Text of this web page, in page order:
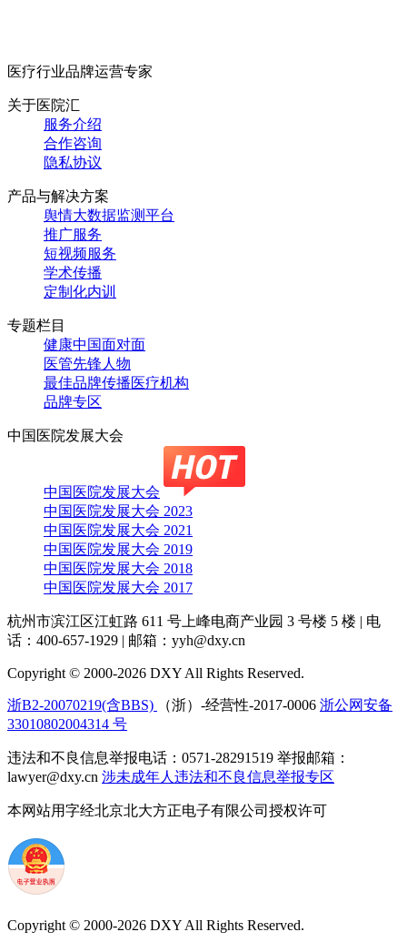
医疗行业品牌运营专家
关于医院汇
服务介绍
合作咨询
隐私协议
产品与解决方案
舆情大数据监测平台
推广服务
短视频服务
学术传播
定制化内训
专题栏目
健康中国面对面
医管先锋人物
最佳品牌传播医疗机构
品牌专区
中国医院发展大会
中国医院发展大会
中国医院发展大会 2023
中国医院发展大会 2021
中国医院发展大会 2019
中国医院发展大会 2018
中国医院发展大会 2017
杭州市滨江区江虹路 611 号上峰电商产业园 3 号楼 5 楼 | 电
话：400-657-1929 | 邮箱：yyh@dxy.cn
Copyright © 2000-2026 DXY All Rights Reserved.
浙B2-20070219(含BBS) （浙）-经营性-2017-0006 浙公网安备
33010802004314 号
违法和不良信息举报电话：0571-28291519 举报邮箱：
lawyer@dxy.cn 涉未成年人违法和不良信息举报专区
本网站用字经北京北大方正电子有限公司授权许可
Copyright © 2000-2026 DXY All Rights Reserved.